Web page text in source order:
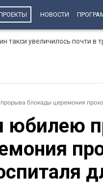
НОВОСТИ
такси увеличилось почти в
блокады церемония
юбилею